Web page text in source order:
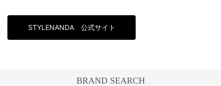
STYLENANDA 公式サイト
BRAND SEARCH